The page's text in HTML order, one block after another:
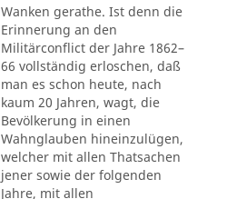
Wanken gerathe. Ist denn die
Erinnerung an den
Militärconflict der Jahre 1862–
66 vollständig erloschen, daß
man es schon heute, nach
kaum 20 Jahren, wagt, die
Bevölkerung in einen
Wahnglauben hineinzulügen,
welcher mit allen Thatsachen
jener sowie der folgenden
Jahre, mit allen